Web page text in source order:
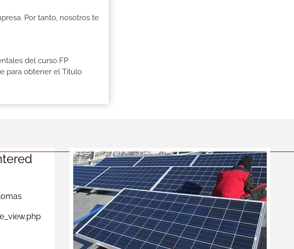
Por tanto, nosotros te
del curso FP
para obtener el Titulo